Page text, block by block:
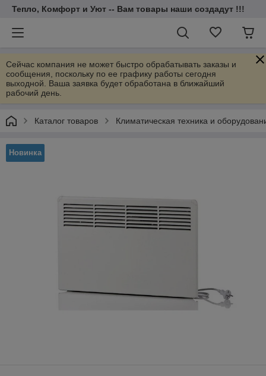
Тепло, Комфорт и Уют -- Вам товары наши создадут !!!
Сейчас компания не может быстро обрабатывать заказы и
сообщения, поскольку по ее графику работы сегодня
выходной. Ваша заявка будет обработана в ближайший
рабочий день.
Каталог товаров Климатическая техника и
Новинка